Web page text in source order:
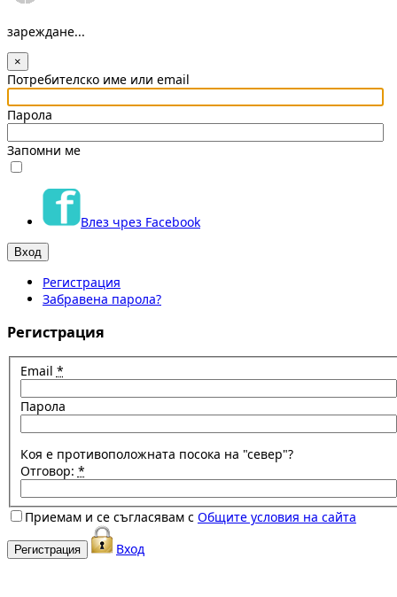
зареждане...
×
Потребителско име или email
Парола
Запомни ме
Влез чрез Facebook
Регистрация
Забравена парола?
Регистрация
Email *
Парола
Коя е противоположната посока на "север"?
Отговор: *
Приемам и се съгласявам с Общите условия на сайта
Вход